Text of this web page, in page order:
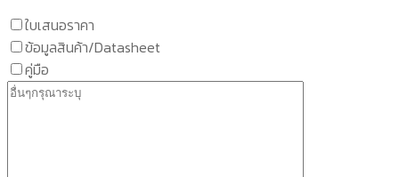
ใบเสนอราคา
ข้อมูลสินค้า/Datasheet
คู่มือ